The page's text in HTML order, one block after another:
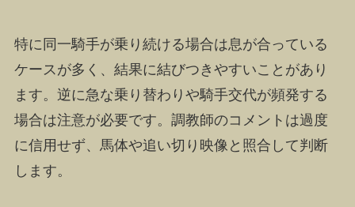
特に同一騎手が乗り続ける場合は息が合っている
ケースが多く、結果に結びつきやすいことがあり
ます。逆に急な乗り替わりや騎手交代が頻発する
場合は注意が必要です。調教師のコメントは過度
に信用せず、馬体や追い切り映像と照合して判断
します。